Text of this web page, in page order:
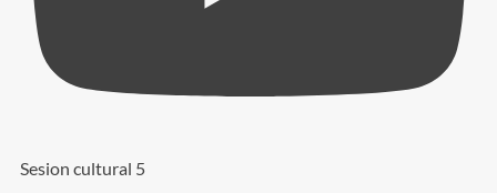
Sesion cultural 5